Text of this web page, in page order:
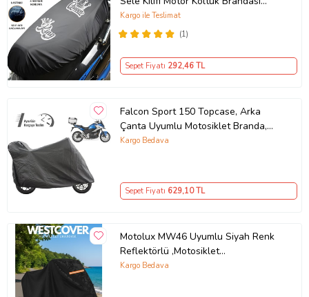
ömrünü uzatır o GRİ RENK.
Ürün Kodu:
kcm72022565
Siyah
(1)
Kargo ile Teslimat
Sepet Fiyatı 292,46 TL
Falcon Sport 150 Topcase, Arka
Çanta Uyumlu Motosiklet Branda,
Motor Örtüsü , Çadır
Kargo Bedava
Sepet Fiyatı 629,10 TL
Motolux MW46 Uyumlu Siyah Renk
Reflektörlü ,Motosiklet
Brandası,Motor Branda Motor
Kargo Bedava